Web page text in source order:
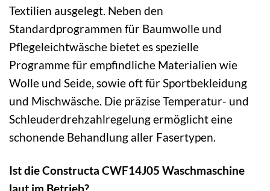
Textilien ausgelegt. Neben den
Standardprogrammen für Baumwolle und
Pflegeleichtwäsche bietet es spezielle
Programme für empfindliche Materialien wie
Wolle und Seide, sowie oft für Sportbekleidung
und Mischwäsche. Die präzise Temperatur- und
Schleuderdrehzahlregelung ermöglicht eine
schonende Behandlung aller Fasertypen.
Ist die Constructa CWF14J05 Waschmaschine
laut im Betrieb?